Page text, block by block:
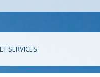
SERVICES